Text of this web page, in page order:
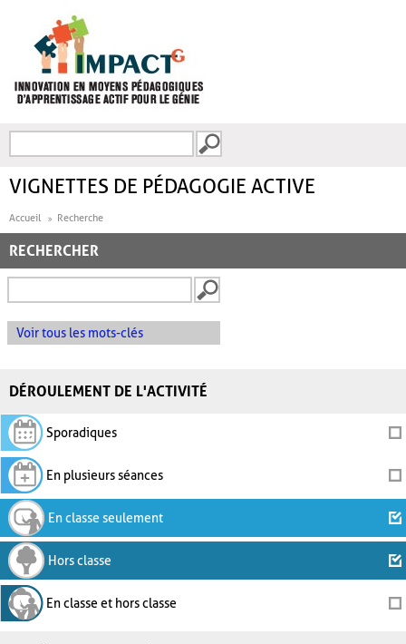
FORMULAIRE DE
VIGNETTES DE PÉDAGOGIE ACTIVE
Accueil Recherche
RECHERCHER
Voir tous les mots-clés
DÉROULEMENT DE L'ACTIVITÉ
Sporadiques
En plusieurs séances
En classe seulement
Hors classe
En classe et hors classe